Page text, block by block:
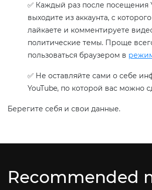
✅ Каждый раз после посещения
выходите из аккаунта, с
лайкаете и комментируете
политические темы. Проще
пользоваться браузером в
✅ Не оставляйте сами о себе
YouTube, по которой вас можно
Берегите себя и свои данные.
Recommended